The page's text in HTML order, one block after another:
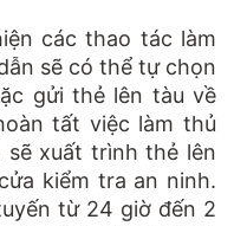
các thao tác làm
sẽ có thể tự chọn
gửi thẻ lên tàu về
tất việc làm thủ
xuất trình thẻ lên
kiểm tra an ninh.
từ 24 giờ đến 2